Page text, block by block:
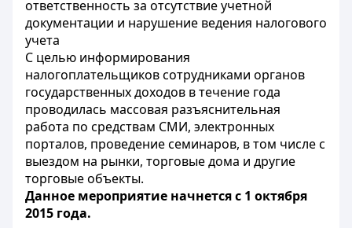
ответственность за отсутствие учетной
документации и нарушение ведения налогового
учета
С целью информирования
налогоплательщиков сотрудниками органов
государственных доходов в течение года
проводилась массовая разъяснительная
работа по средствам СМИ, электронных
порталов, проведение семинаров, в том числе с
выездом на рынки, торговые дома и другие
торговые объекты.
Данное мероприятие начнется с 1 октября
2015 года.